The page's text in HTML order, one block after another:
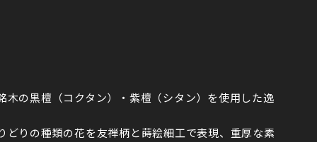
木の黒檀（コクタン）・紫檀（シタン）を使用した逸
どりの種類の花を友禅柄と蒔絵細工で表現、重厚な素